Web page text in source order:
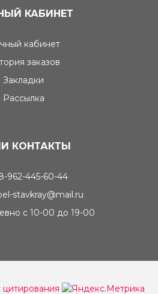
КАБИНЕТ
кабинет
заказов
Закладки
Рассылка
КОНТАКТЫ
962-445-60-44
stavkray@mail.ru
с 10-00 до 19-00